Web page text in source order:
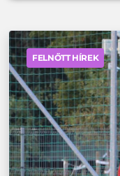
FELNŐTT HÍREK